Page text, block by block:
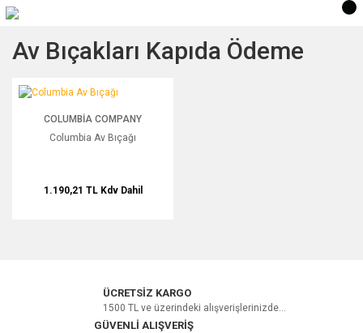
Av Bıçakları Kapıda Ödeme
Columbia Av Bıçağı
COLUMBIA COMPANY
Columbia Av Bıçağı
1.190,21 TL Kdv Dahil
ÜCRETSİZ KARGO
1500 TL ve üzerindeki alışverişlerinizde...
GÜVENLİ ALIŞVERİŞ